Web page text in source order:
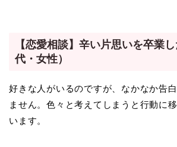
【恋愛相談】辛い片思いを卒業
代・女性）
好きな人がいるのですが、なかなか告
ません。色々と考えてしまうと行動に
います。